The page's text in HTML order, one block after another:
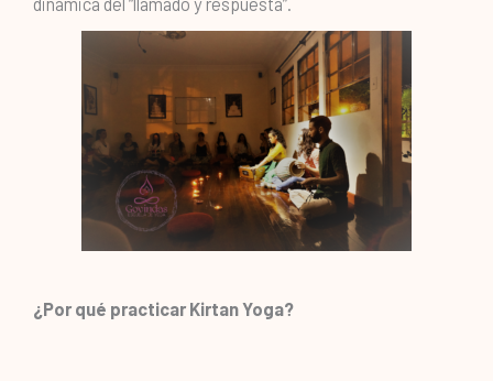
dinámica del “llamado y respuesta”.
¿Por qué practicar Kirtan Yoga?